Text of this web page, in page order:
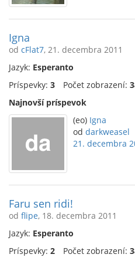
Igna
od cFlat7, 21. decembra 2011
Jazyk: Esperanto
Príspevky: 3 Počet zobrazení:
Najnovší príspevok
(eo) Igna
od darkweasel
21. decembra
Faru sen ridi!
od flipe, 18. decembra 2011
Jazyk: Esperanto
Príspevky: 2 Počet zobrazení: